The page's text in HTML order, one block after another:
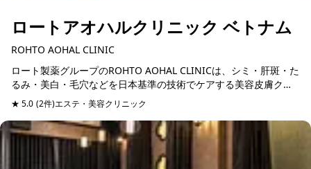
ロートアオハルクリニック ベトナム
ROHTO AOHAL CLINIC
ロート製薬グループのROHTO AOHAL CLINICは、シミ・肝斑・た
るみ・美白・毛穴などを日本基準の技術でケアする美容皮膚クリ
ニック。製薬会社ならではの研究と独自技術で最新機器や美容注
射な...
★ 5.0 (2件)エステ・美容クリニック